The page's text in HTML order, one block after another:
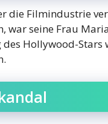
die Filmindustrie
war seine Frau
Hollywood-